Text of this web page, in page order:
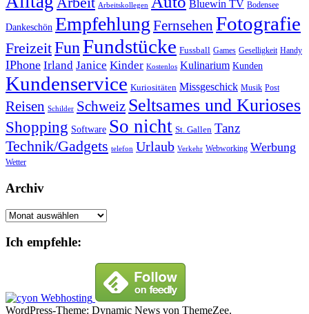
Arbeitskollegen Bluewin TV Bodensee
Dankeschön Empfehlung Fernsehen Fotografie
FreizeitFunFundstücke Fussball Games Geselligkeit Handy
IPhone Irland Janice Kinder Kostenlos Kulinarium Kunden
Kundenservice Kuriositäten Missgeschick Musik Post
Reisen Schilder Schweiz Seltsames und Kurioses
Shopping Software So nicht St. Gallen Tanz
Technik/Gadgets telefon Urlaub Verkehr Webworking Werbung
Wetter
Archiv
Archiv
Ich empfehle:
WordPress-Theme: Dynamic News von ThemeZee.